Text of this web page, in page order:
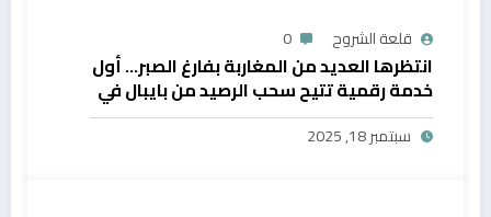
قلعة الشروح 0
انتظرها العديد من المغاربة بفارغ الصبر… أول
خدمة رقمية تتيح سحب الرصيد من بايبال في
المغرب
سبتمبر 18, 2025